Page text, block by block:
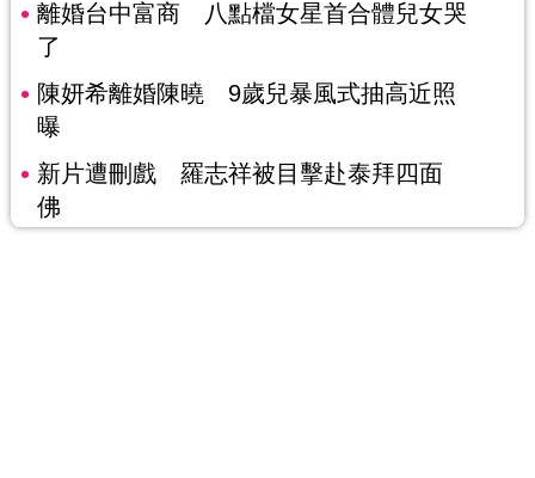
離婚台中富商 八點檔女星首合體兒女哭
了
陳妍希離婚陳曉 9歲兒暴風式抽高近照
曝
新片遭刪戲 羅志祥被目擊赴泰拜四面
佛